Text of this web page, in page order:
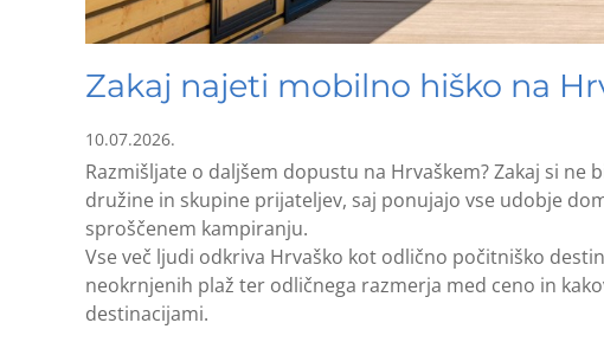
Zakaj najeti mobilno hiško na
10.07.2026.
Razmišljate o daljšem dopustu na Hrvaškem? Zakaj si
družine in skupine prijateljev, saj ponujajo vse udobje
sproščenem kampiranju.
Vse več ljudi odkriva Hrvaško kot odlično počitniško
neokrnjenih plaž ter odličnega razmerja med ceno in
destinacijami.